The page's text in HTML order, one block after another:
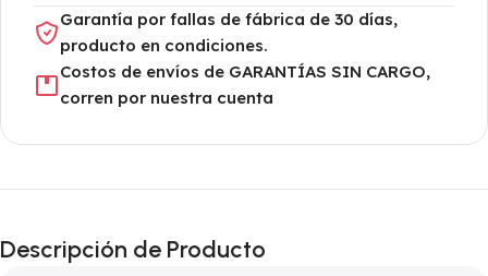
Garantía por fallas de fábrica de 30 días,
producto en condiciones.
Costos de envíos de GARANTÍAS SIN CARGO,
corren por nuestra cuenta
Descripción de Producto